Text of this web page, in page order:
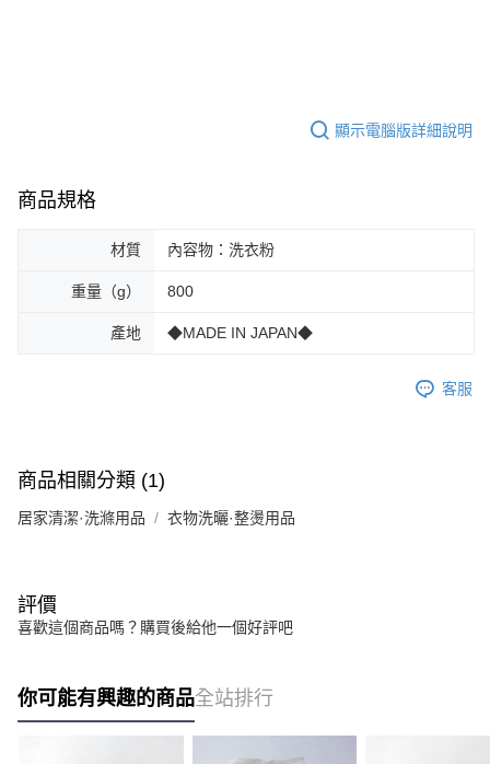
顯示電腦版詳細說明
商品規格
材質 內容物：洗衣粉
重量（g） 800
產地 ◆MADE IN JAPAN◆
客服
商品相關分類 (1)
居家清潔·洗滌用品 衣物洗曬·整燙用品
評價
喜歡這個商品嗎？購買後給他一個好評吧
你可能有興趣的商品全站排行